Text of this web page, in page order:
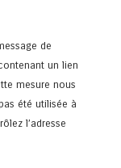
de
un lien
mesure nous
été utilisée à
l’adresse